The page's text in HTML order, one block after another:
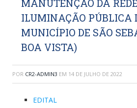
MANUTENÇÃO DA
ILUMINAÇÃO PÚBLICA
MUNICÍPIO DE SÃO
BOA VISTA)
POR CR2-ADMIN3 EM 14 DE JULHO DE 2022
EDITAL